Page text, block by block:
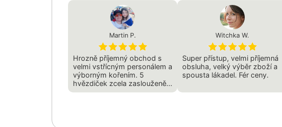
Martin P.
Hrozně příjemný obchod s
velmi vstřícným personálem a
výborným kořením. 5
hvězdiček zcela zaslouženě...
Witchka W.
Super přístup, velmi příjemná
obsluha, velký výběr zboží a
spousta lákadel. Fér ceny.